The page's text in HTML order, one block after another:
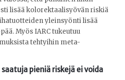
lisää kolorektaalisyövän riskiä
yleinsyönti lisää
Myös IARC tukeutuu
tehtyihin meta-
pieniä riskejä ei voida